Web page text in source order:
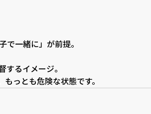
一緒に」が前提。
るイメージ。
っとも危険な状態です。